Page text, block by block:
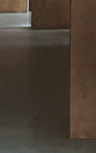
35,000원